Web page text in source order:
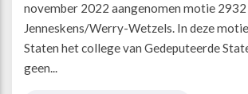
november 2022 aangenomen motie 2932
Jenneskens/Werry-Wetzels. In deze
Staten het college van Gedeputeerde
geen...